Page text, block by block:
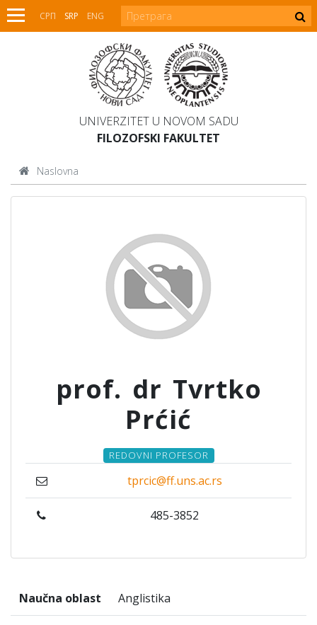
СРП SRP ENG
UNIVERZITET U NOVOM SADU
FILOZOFSKI FAKULTET
Naslovna
prof. dr Tvrtko
Prćić
REDOVNI PROFESOR
tprcic@ff.uns.ac.rs
485-3852
Naučna oblast Anglistika